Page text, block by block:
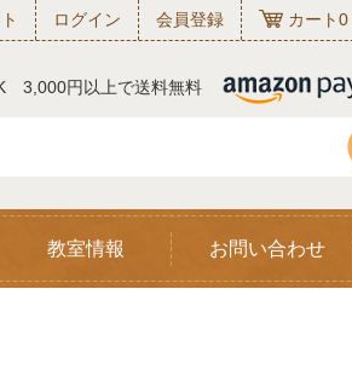
ログイン 会員登録 カート0
3,000円以上で送料無料
教室情報 お問い合わせ